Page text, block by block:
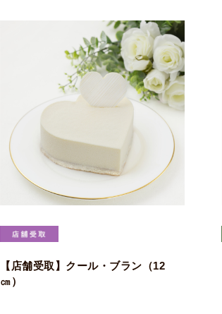
【店舗受取】クール・ブラン（12
㎝）